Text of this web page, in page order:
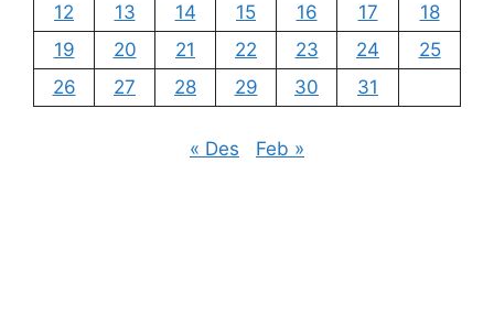
12
13 14 15 16 17
18
19
20 21 22 23 24
25
26
27 28 29 30 31
« Des Feb »